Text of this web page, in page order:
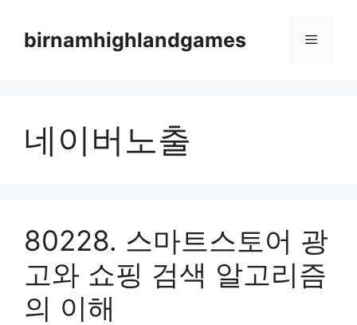
contentbirnamhighlandgames Menu
네이버노출
80228. 스마트스토어 광
고와 쇼핑 검색 알고리즘
의 이해